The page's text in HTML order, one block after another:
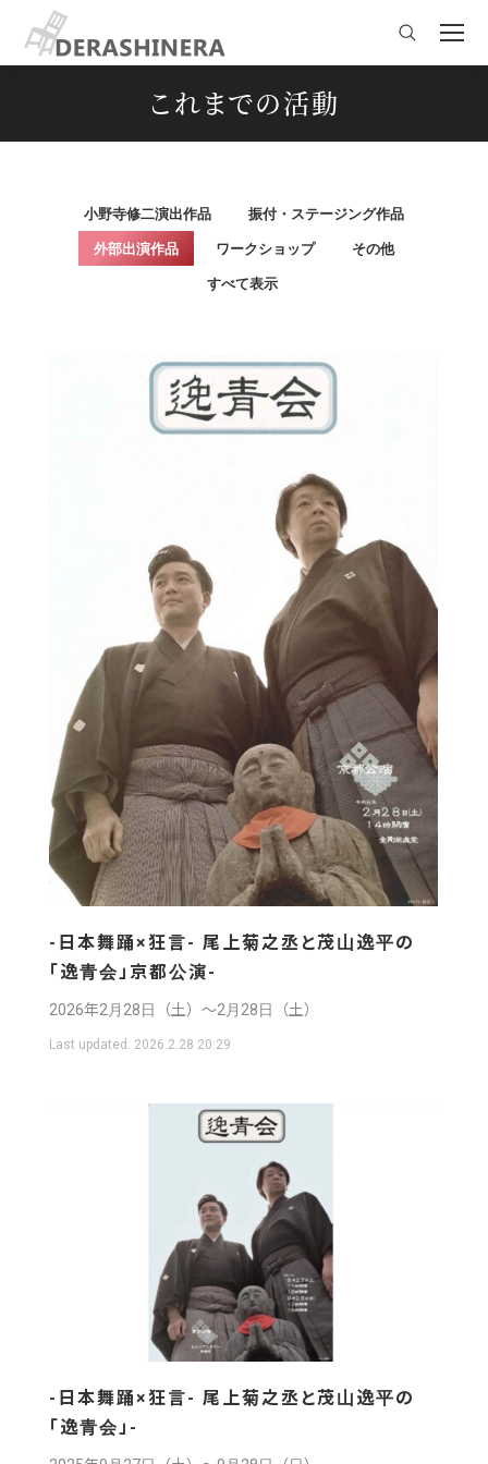
Search:
これまでの活動
すべて表示
小野寺修二演出作品 振付・ステージング作品
外部出演作品 ワークショップ その他
-日本舞踊×狂言- 尾上菊之丞と茂山逸平の
「逸青会」京都公演-
2026年2月28日（土）〜2月28日（土）
Last updated: 2026.2.28 20:29
-日本舞踊×狂言- 尾上菊之丞と茂山逸平の
「逸青会」-